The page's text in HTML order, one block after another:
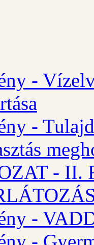
-
-
- II.
-